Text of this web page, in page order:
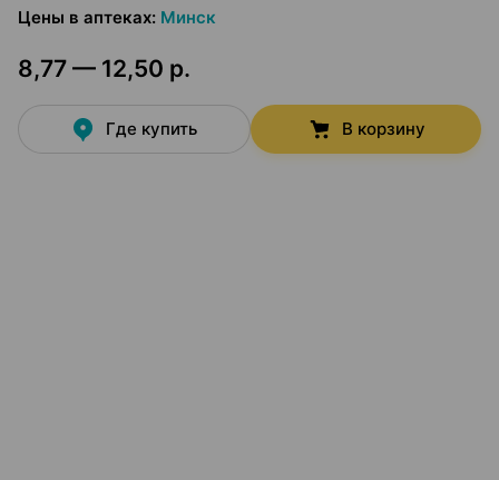
Цены в аптеках: Минск
8,77 — 12,50 р.
Где купить В корзину